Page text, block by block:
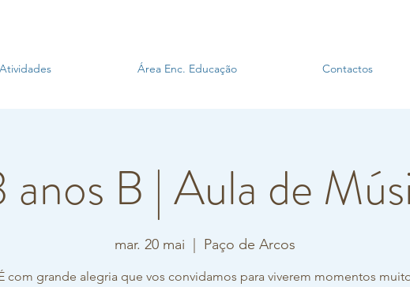
Atividades Área Enc. Educação Contactos
anos B | Aula de
mar. 20 mai Paço de Arcos
com grande alegria que vos convidamos para viverem momentos